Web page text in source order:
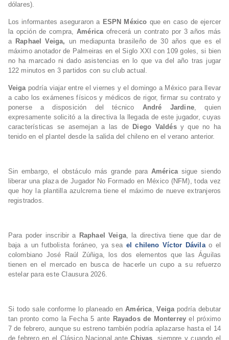
dólares).
Los informantes aseguraron a ESPN México que en caso de ejercer
la opción de compra, América ofrecerá un contrato por 3 años más
a
Raphael Veiga,
un mediapunta brasileño de 30 años que es el
máximo anotador de Palmeiras en el Siglo XXI con 109 goles, si bien
no ha marcado ni dado asistencias en lo que va del año tras jugar
122 minutos en 3 partidos con su club actual.
Veiga podría viajar entre el viernes y el domingo a México para llevar
a cabo los exámenes físicos y médicos de rigor, firmar su contrato y
ponerse a disposición del técnico
André Jardine, quien
expresamente solicitó a la directiva la llegada de este jugador, cuyas
características se asemejan a las de Diego Valdés y que no ha
tenido en el plantel desde la salida del chileno en el verano anterior.
Sin embargo, el obstáculo más grande para América sigue siendo
liberar una plaza de Jugador No Formado en México (NFM), toda vez
que hoy la plantilla azulcrema tiene el máximo de nueve extranjeros
registrados.
Para poder inscribir a Raphael Veiga, la directiva tiene que dar de
baja a un futbolista foráneo, ya sea el chileno Víctor Dávila o el
colombiano José Raúl Zúñiga, los dos elementos que las Águilas
tienen en el mercado en busca de hacerle un cupo a su refuerzo
estelar para este Clausura 2026.
Si todo sale conforme lo planeado en América, Veiga podría debutar
tan pronto como la Fecha 5 ante Rayados de Monterrey el próximo
7 de febrero, aunque su estreno también podría aplazarse hasta el 14
de febrero en el Clásico Nacional ante Chivas , siempre y cuando el